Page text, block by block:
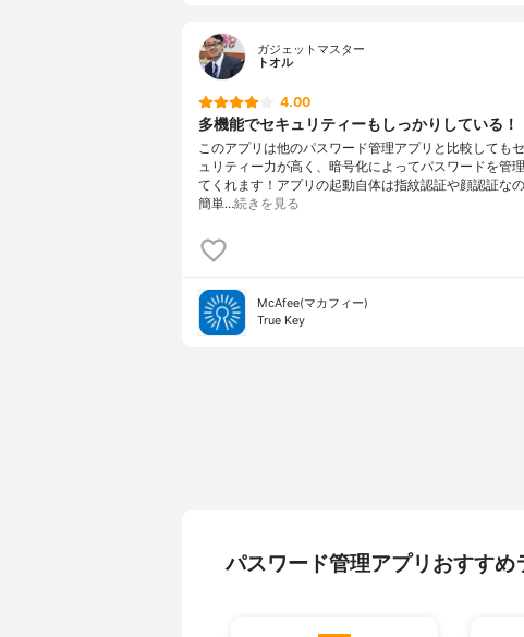
ガジェットマスター
トオル
4.00
多機能でセキュリティーもしっかりしている！
このアプリは他のパスワード管理アプリと比較しても
ュリティー力が高く、暗号化によってパスワードを管
てくれます！アプリの起動自体は指紋認証や顔認証な
簡単…続きを見る
McAfee(マカフィー)
True Key
パスワード管理アプリおすすめ